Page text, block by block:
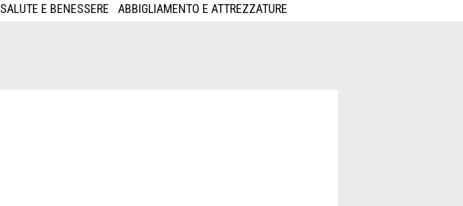
SALUTE E BENESSERE ABBIGLIAMENTO E ATTREZZATURE